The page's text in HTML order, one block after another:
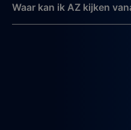
Waar kan ik AZ kijken